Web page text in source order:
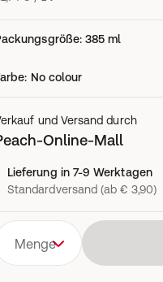
:385 ml
: No colour
und Versand durch
Online-Mall
Lieferung in 7-9 Werktagen
Standardversand (ab € 3,90)
Menge